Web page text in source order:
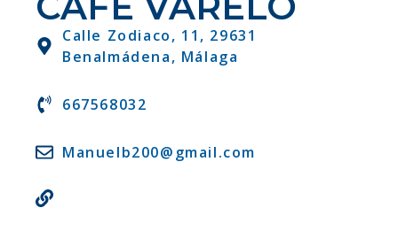
Calle Zodiaco, 11, 29631
Benalmádena, Málaga
667568032
Manuelb200@gmail.com